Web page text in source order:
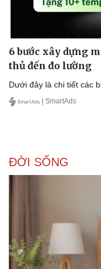
Thông tin doanh nghiệp
Doanh nghiệp 24h
Doanh nhân
Vì cộng đồng
6 bước xây dựng
thủ đến đo lường
Dưới đây là chi tiết các
| SmartAds
ĐỜI SỐNG